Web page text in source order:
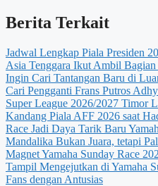
Berita Terkait
Jadwal Lengkap Piala Presiden
Asia Tenggara Ikut Ambil Bagian
Ingin Cari Tantangan Baru di
Cari Pengganti Frans Putros
Super League 2026/2027 Timor
Kandang Piala AFF 2026 saat
Race Jadi Daya Tarik Baru
Mandalika Bukan Juara, tetapi
Magnet Yamaha Sunday Race
Tampil Mengejutkan di Yamaha
Fans dengan Antusias